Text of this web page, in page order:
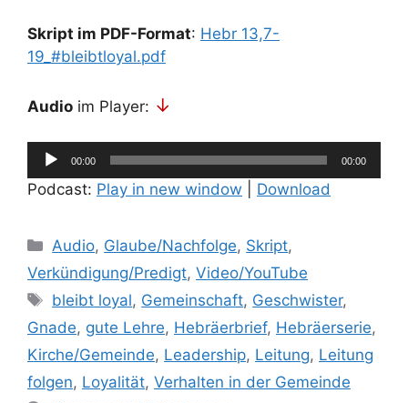
Skript im PDF-Format: Hebr 13,7-
19_#bleibtloyal.pdf
Audio im Player: ↓
Audio-
Player
00:00 00:00
Podcast: Play in new window Download
Kategorien
Audio, Glaube/Nachfolge, Skript,
Verkündigung/Predigt, Video/YouTube
Schlagwörter
bleibt loyal, Gemeinschaft, Geschwister,
Gnade, gute Lehre, Hebräerbrief, Hebräerserie,
Kirche/Gemeinde, Leadership, Leitung, Leitung
folgen, Loyalität, Verhalten in der Gemeinde